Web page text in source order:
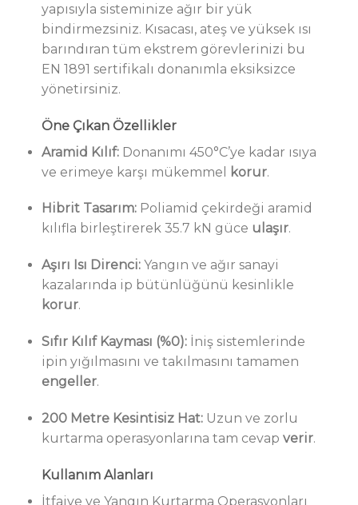
yapısıyla sisteminize ağır bir yük
bindirmezsiniz. Kısacası, ateş ve yüksek ısı
barındıran tüm ekstrem görevlerinizi bu
EN 1891 sertifikalı donanımla eksiksizce
yönetirsiniz.
Öne Çıkan Özellikler
Aramid Kılıf:Donanımı 450°C’ye kadar ısıya
ve erimeye karşı mükemmel
korur.
Hibrit Tasarım:Poliamid çekirdeği aramid
kılıfla birleştirerek 35.7 kN güce ulaşır.
Aşırı Isı Direnci:Yangın ve ağır sanayi
kazalarında ip bütünlüğünü kesinlikle
korur.
Sıfır Kılıf Kayması (%0):İniş sistemlerinde
ipin yığılmasını ve takılmasını tamamen
engeller.
200 Metre Kesintisiz Hat:Uzun ve zorlu
kurtarma operasyonlarına tam cevap verir.
Kullanım Alanları
İtfaiye ve Yangın Kurtarma Operasyonları